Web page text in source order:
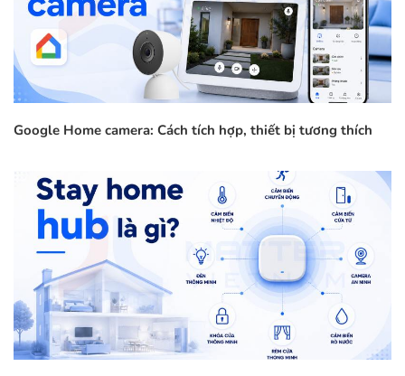
Google Home camera: Cách tích hợp, thiết bị tương thích